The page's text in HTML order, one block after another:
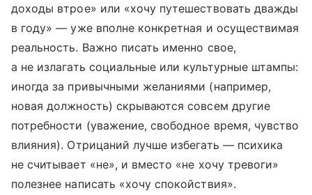
доходы втрое» или «хочу путешествовать дважды
в году» — уже вполне конкретная и осуществимая
реальность. Важно писать именно свое,
а не излагать социальные или культурные штампы:
иногда за привычными желаниями (например,
новая должность) скрываются совсем другие
потребности (уважение, свободное время, чувство
влияния). Отрицаний лучше избегать — психика
не считывает «не», и вместо «не хочу тревоги»
полезнее написать «хочу спокойствия».